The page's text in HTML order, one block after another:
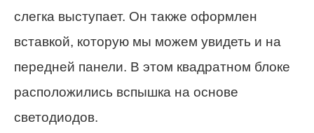
слегка выступает. Он также оформлен
вставкой, которую мы можем увидеть и на
передней панели. В этом квадратном блоке
расположились вспышка на основе
светодиодов.